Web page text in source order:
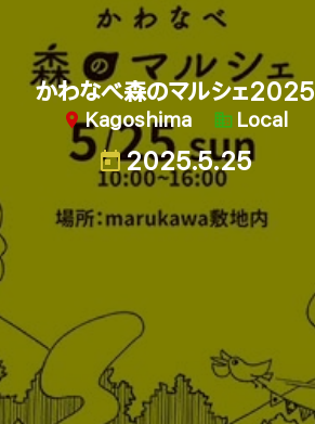
かわなべ森のマルシェ2025
Kagoshima Local
2025.5.25